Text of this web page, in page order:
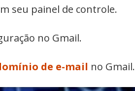
seu painel de controle.
no Gmail.
de e-mail no Gmail.